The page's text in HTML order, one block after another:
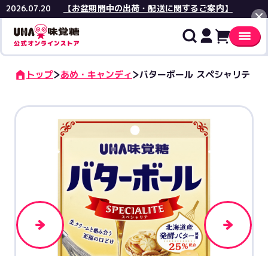
2026.07.20 【お盆期間中の出荷・配送に関するご案内】
閉じる
トップ あめ・キャンディ バターボール スペシャリテ